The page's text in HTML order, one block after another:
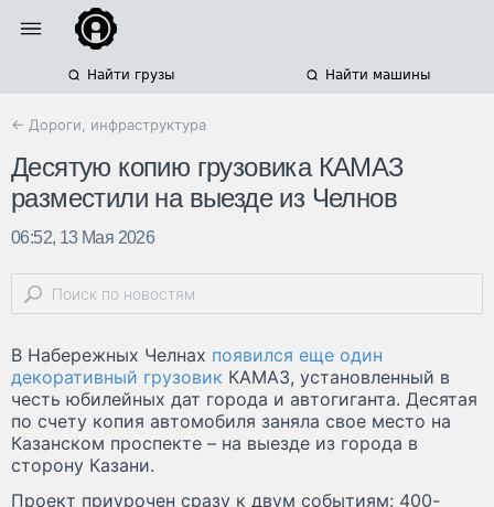
Найти грузы Найти машины
← Дороги, инфраструктура
Десятую копию грузовика КАМАЗ
разместили на выезде из Челнов
06:52, 13 Мая 2026
В Набережных Челнах появился еще один
декоративный грузовик КАМАЗ, установленный в
честь юбилейных дат города и автогиганта. Десятая
по счету копия автомобиля заняла свое место на
Казанском проспекте – на выезде из города в
сторону Казани.
Проект приурочен сразу к двум событиям: 400-